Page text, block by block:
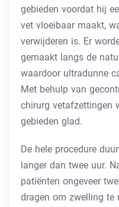
gebieden voordat hij
vet vloeibaar maakt,
verwijderen is. Er
gemaakt langs de
waardoor ultradunne
Met behulp van
chirurg vetafzettingen
gebieden glad.
De hele procedure
langer dan twee uur.
patiënten ongeveer
dragen om zwelling te